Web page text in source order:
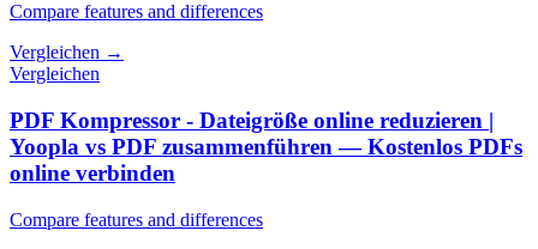
Compare features and differences
Vergleichen →
Vergleichen
PDF Kompressor - Dateigröße online reduzieren |
Yoopla vs PDF zusammenführen — Kostenlos PDFs
online verbinden
Compare features and differences